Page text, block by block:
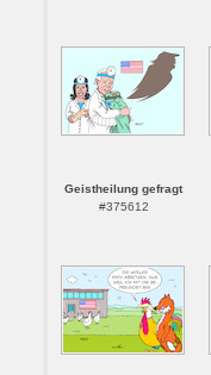
Geistheilung gefragt
#375612